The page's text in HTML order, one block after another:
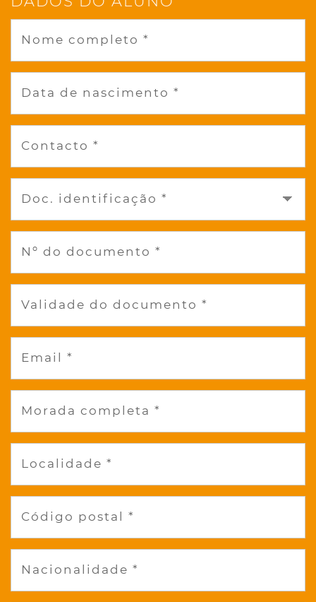
Nome completo *
Data de nascimento *
Contacto *
Doc. identificação *
Nº do documento *
Validade do documento *
Email *
Morada completa *
Localidade *
Código postal *
Nacionalidade *